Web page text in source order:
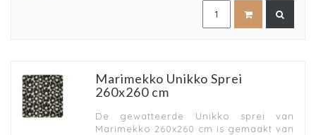
Marimekko Unikko Sprei
260x260 cm
De gewatteerde Unikko sprei van
Marimekko 260x260 cm is gemaakt van